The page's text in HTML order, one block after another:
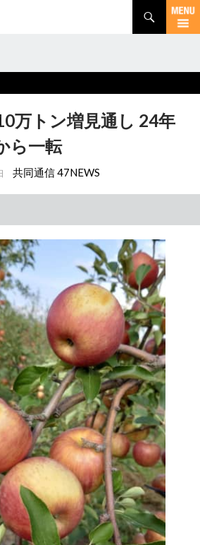
万トン増見通し 24年
ら一転
共同通信 47NEWS